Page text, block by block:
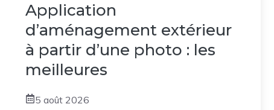
Application
d’aménagement extérieur
à partir d’une photo : les
meilleures
5 août 2026